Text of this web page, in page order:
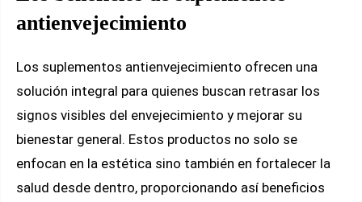
antienvejecimiento
Los suplementos antienvejecimiento ofrecen una
solución integral para quienes buscan retrasar los
signos visibles del envejecimiento y mejorar su
bienestar general. Estos productos no solo se
enfocan en la estética sino también en fortalecer la
salud desde dentro, proporcionando así beneficios